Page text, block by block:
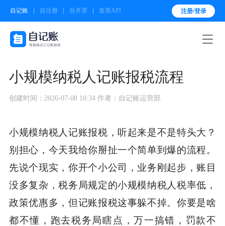
自记账 自注册 自开票 发票API 注册/登录

小规模纳税人记账报税流程
创建时间：2026-07-08 10:34 作者：自记账运营部
小规模纳税人记账报税，听起来是不是特头大？
别担心，今天我给你掰扯一个简单到爆的流程。
先说个现实，你开个小公司，业务刚起步，账目
没多复杂，税务局规定的小规模纳税人税率低，
政策优惠多，但记账报税这事躲不掉。你要是啥
都不懂，跑去税务局瞎点，万一搞错，罚款不